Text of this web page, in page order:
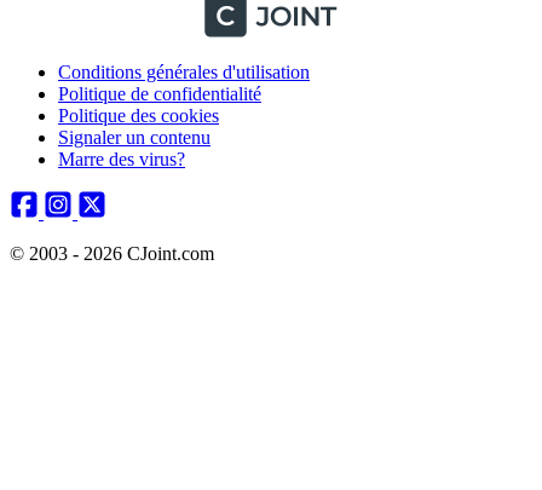
Conditions générales d'utilisation
Politique de confidentialité
Politique des cookies
Signaler un contenu
Marre des virus?
© 2003 - 2026 CJoint.com